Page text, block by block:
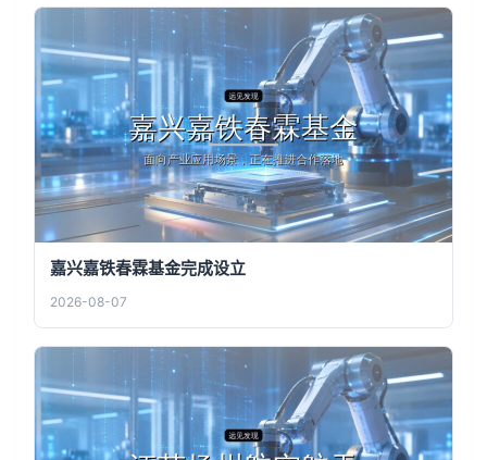
嘉兴嘉铁春霖基金完成设立
2026-08-07